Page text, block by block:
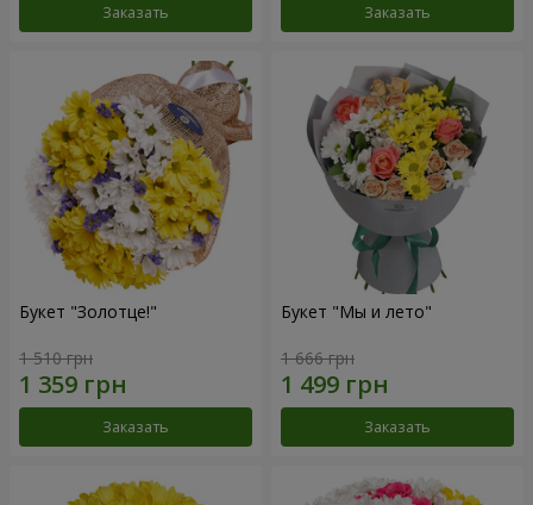
Заказать Заказать
Букет "Золотце!"
1 510 грн
Заказать
Букет "Мы и лето"
1 666 грн
Заказать